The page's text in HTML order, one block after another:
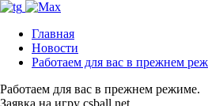
Главная
Новости
Работаем для вас в прежнем
Работаем для вас в прежнем режиме.
Заявка на игру csball.net